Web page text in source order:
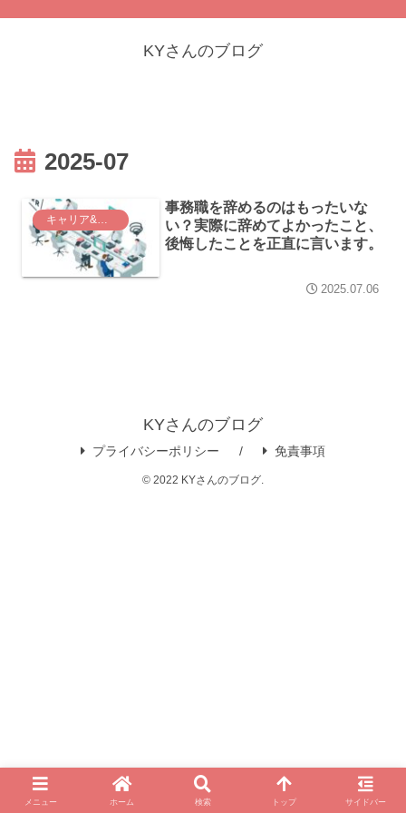
KYさんのブログ
2025-07
キャリア&働き方
事務職を辞めるのはもったいな
い？実際に辞めてよかったこと、
後悔したことを正直に言います。
2025.07.06
KYさんのブログ
プライバシーポリシー 免責事項
© 2022 KYさんのブログ.
メニュー ホーム 検索 トップ サイドバー